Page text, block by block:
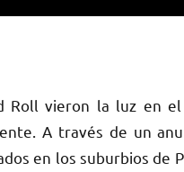
Roll vieron la luz en
A través de un
en los suburbios de